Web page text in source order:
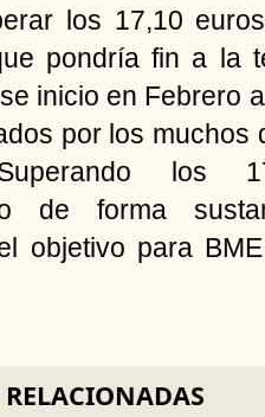
los 17,10
pondría fin a la
inicio en Febrero
por los muchos
los
de forma
objetivo para